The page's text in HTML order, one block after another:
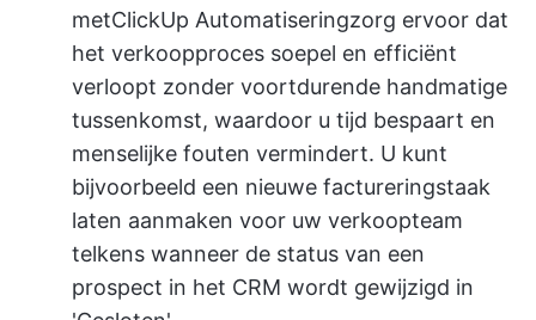
metClickUp Automatiseringzorg ervoor dat
het verkoopproces soepel en efficiënt
verloopt zonder voortdurende handmatige
tussenkomst, waardoor u tijd bespaart en
menselijke fouten vermindert. U kunt
bijvoorbeeld een nieuwe factureringstaak
laten aanmaken voor uw verkoopteam
telkens wanneer de status van een
prospect in het CRM wordt gewijzigd in